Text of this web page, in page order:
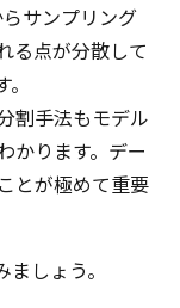
サンプリング
る点が分散して
割手法もモデル
かります。デー
とが極めて重要
しょう。